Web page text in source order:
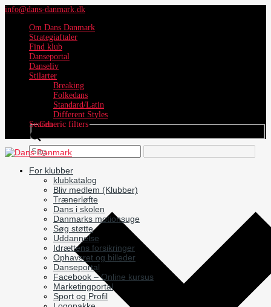
info@dans-danmark.dk
Om Dans Danmark
Strategiaftaler
Find klub
Danseportal
Danseliv
Stilarter
Breaking
Folkedans
Standard/Latin
Different Styles
Search
Generic filters
For klubber
klubkatalog
Bliv medlem (Klubber)
Trænerløfte
Dans i skolen
Danmarks motionsuge
Søg støtte
Uddannelse
Idrættens forsikringer
Ophavsret og billeder
Danseportal
Facebook – Online kursus
Marketingportal
Sport og Profil